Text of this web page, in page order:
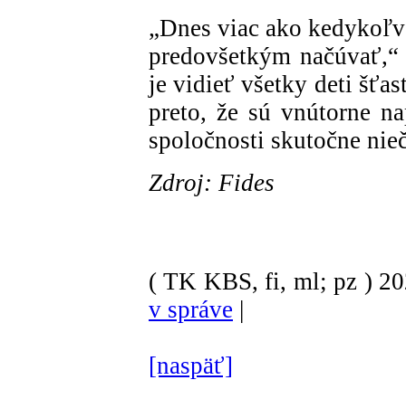
„Dnes viac ako
predovšetkým
je vidieť všetky deti
preto, že sú vnútorne
spoločnosti skutočne
Zdroj: Fides
( TK KBS, fi, ml; pz )
v správe |
[naspäť]